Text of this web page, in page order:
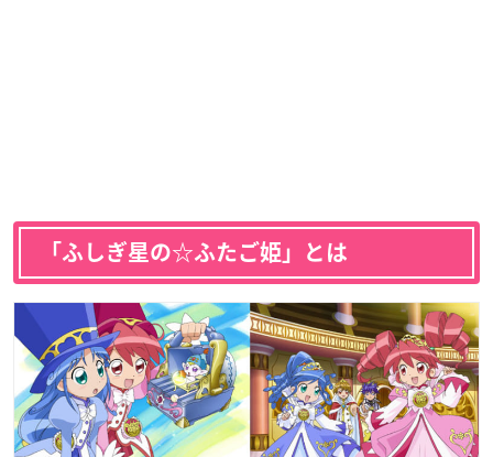
「 ふしぎ星の☆ふたご姫 」とは